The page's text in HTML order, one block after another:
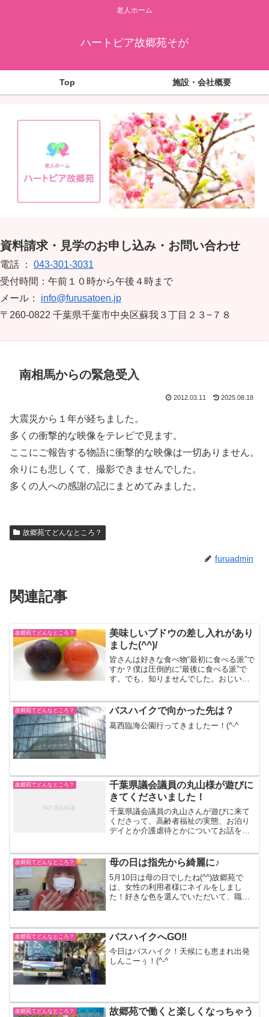
老人ホーム
ハートピア故郷苑そが
Top 施設・会社概要
資料請求・見学のお申し込み・お問い合わせ
電話 ： 043-301-3031
受付時間：午前１０時から午後４時まで
メール： info@furusatoen.jp
〒260-0822 千葉県千葉市中央区蘇我３丁目２３−７８
南相馬からの緊急受入
2012.03.11 2025.08.18
大震災から１年が経ちました。
多くの衝撃的な映像をテレビで見ます。
ここにご報告する物語に衝撃的な映像は一切ありません。
余りにも悲しくて、撮影できませんでした。
多くの人への感謝の記にまとめてみました。
故郷苑てどんなところ？
furuadmin
関連記事
故郷苑てどんなところ？
美味しいブドウの差し入れがあり
ました(^^)/
皆さんは好きな食べ物“最初に食べる派”で
すか？僕は圧倒的に“最後に食べる派”で
す。でも、知りませんでした。おじいち
のご友人様から頂いたものです。皆でお
いしく頂戴しま...
故郷苑てどんなところ？ バスハイクで向かった先は？
葛西臨海公園行ってきましたー！(^-^ゞ
故郷苑てどんなところ？
千葉県議会議員の丸山様が遊びに
きてくださいました！
千葉県議会議員の丸山さんが遊びに来て
くださって、高齢者福祉の実態、お泊り
デイとか介護虐待とかについてお話をし
れ、丸山さんは中野で生まれ。私が国立
で学び、丸山さんは立川で...
故郷苑てどんなところ？ 母の日は指先から綺麗に♪
5月10日は母の日でしたね(^^)故郷苑で
は、女性の利用者様にネイルをしまし
た！好きな色を選んでいただいて、職員
カーネーションと...
故郷苑てどんなところ？ バスハイクへGO‼
今日はバスハイク！天候にも恵まれ出発
しんこーぅ！(^-^ゞ
故郷苑てどんなところ？
故郷苑で働くと楽しくなっちゃう